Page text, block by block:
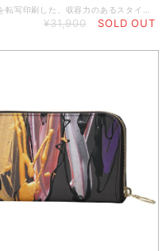
¥31,900 SOLD OUT